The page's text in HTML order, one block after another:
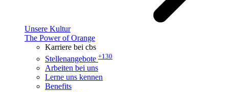
Unsere Kultur
The Power of Orange
Karriere bei cbs
Stellenangebote +130
Arbeiten bei uns
Lerne uns kennen
Benefits